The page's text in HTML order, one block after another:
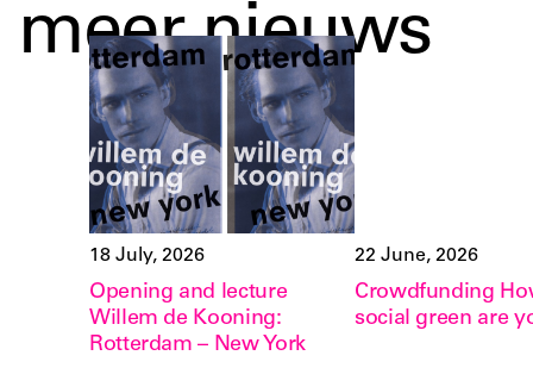
meer nieuws
18 July, 2026
Opening and lecture
Willem de Kooning:
Rotterdam – New York
22 June, 2026
Crowdfunding
social green are